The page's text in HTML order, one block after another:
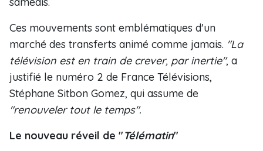
Ces mouvements sont emblématiques d'un
marché des transferts animé comme jamais. "La
télévision est en train de crever, par inertie", a
justifié le numéro 2 de France Télévisions,
Stéphane Sitbon Gomez, qui assume de
"renouveler tout le temps".
Le nouveau réveil de "Télématin"